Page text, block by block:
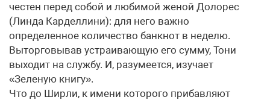
честен перед собой и любимой женой Долорес
(Линда Карделлини): для него важно
определенное количество банкнот в неделю.
Выторговывав устраивающую его сумму, Тони
выходит на службу. И, разумеется, изучает
«Зеленую книгу».
Что до Ширли, к имени которого прибавляют